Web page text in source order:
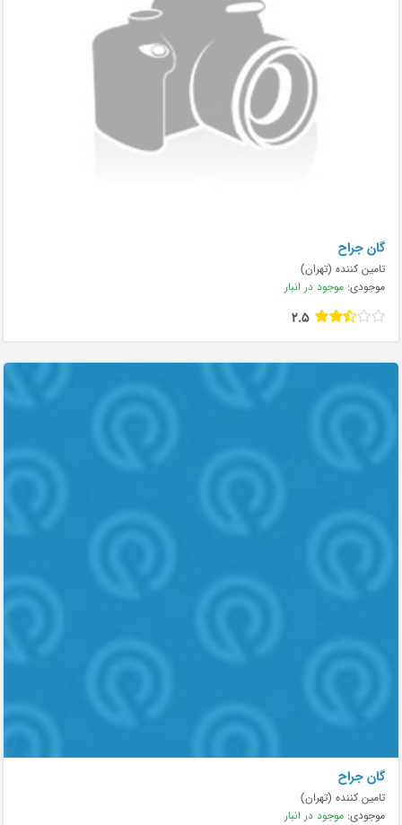
گان جراح
تامین کننده (تهران)
موجودی: موجود در انبار
2.5
گان جراح
تامین کننده (تهران)
موجودی: موجود در انبار